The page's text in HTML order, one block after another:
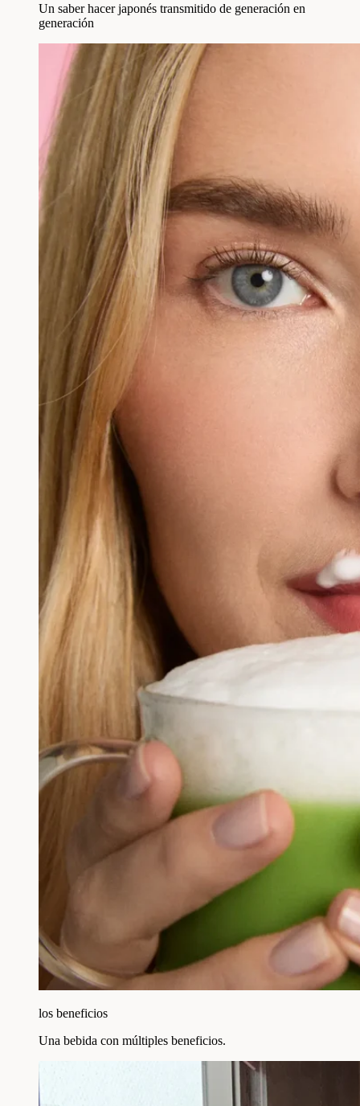
Un saber hacer japonés transmitido de generación en
generación
los beneficios
Una bebida con múltiples beneficios.